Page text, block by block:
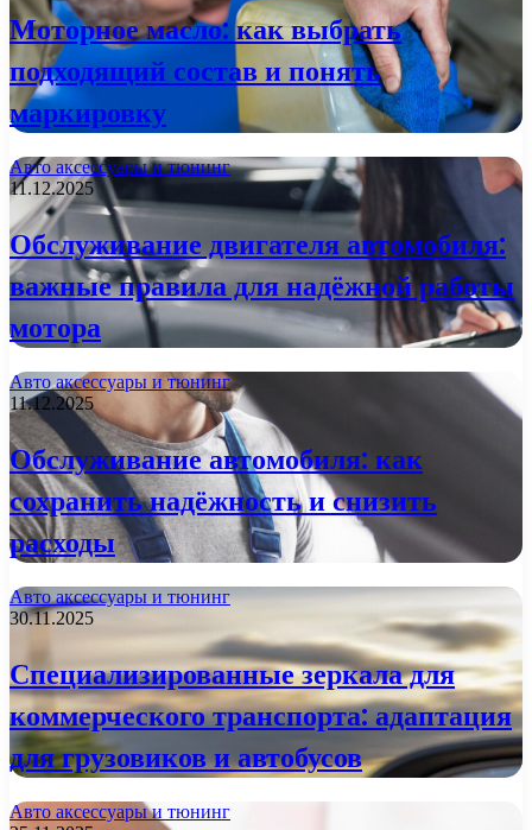
Моторное масло: как выбрать
подходящий состав и понять
маркировку
Авто аксессуары и тюнинг
11.12.2025
Обслуживание двигателя автомобиля:
важные правила для надёжной работы
мотора
Авто аксессуары и тюнинг
11.12.2025
Обслуживание автомобиля: как
сохранить надёжность и снизить
расходы
Авто аксессуары и тюнинг
30.11.2025
Специализированные зеркала для
коммерческого транспорта: адаптация
для грузовиков и автобусов
Авто аксессуары и тюнинг